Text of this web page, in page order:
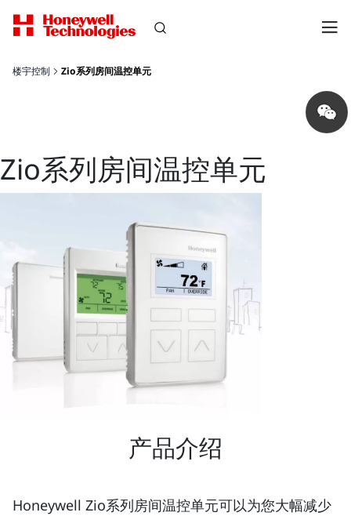
楼宇控制 Zio系列房间温控单元
Share
on
wechat
Zio系列房间温控单元
产品介绍
Honeywell Zio系列房间温控单元可以为您大幅减少